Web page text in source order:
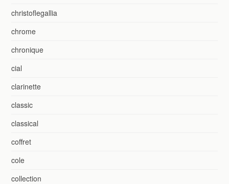
christoflegallia
chrome
chronique
cial
clarinette
classic
classical
coffret
cole
collection